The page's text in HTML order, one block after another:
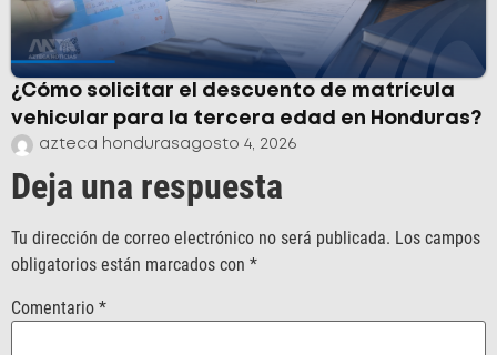
¿Cómo solicitar el descuento de matrícula
vehicular para la tercera edad en Honduras?
azteca hondurasagosto 4, 2026
Deja una respuesta
Tu dirección de correo electrónico no será publicada. Los campos
obligatorios están marcados con *
Comentario *